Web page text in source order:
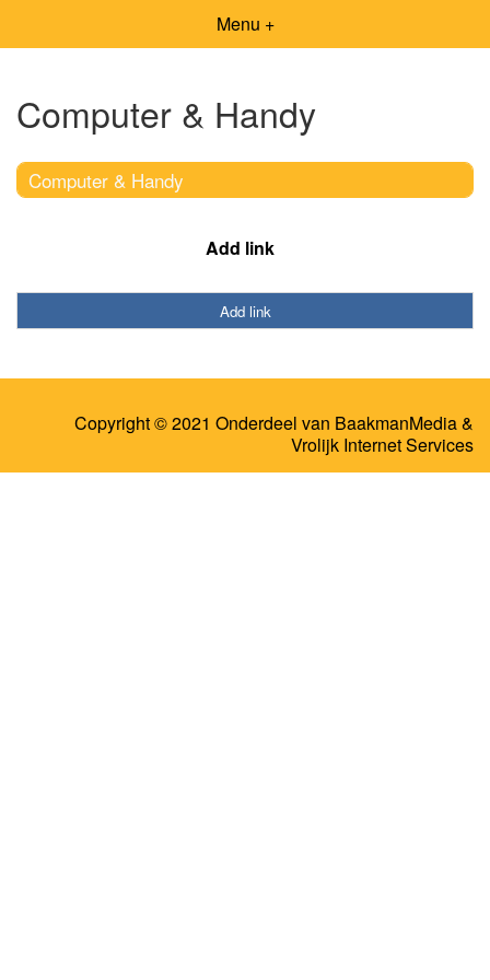
Menu +
Computer & Handy
Computer & Handy
Add link
Add link
Copyright © 2021 Onderdeel van BaakmanMedia&
Vrolijk Internet Services